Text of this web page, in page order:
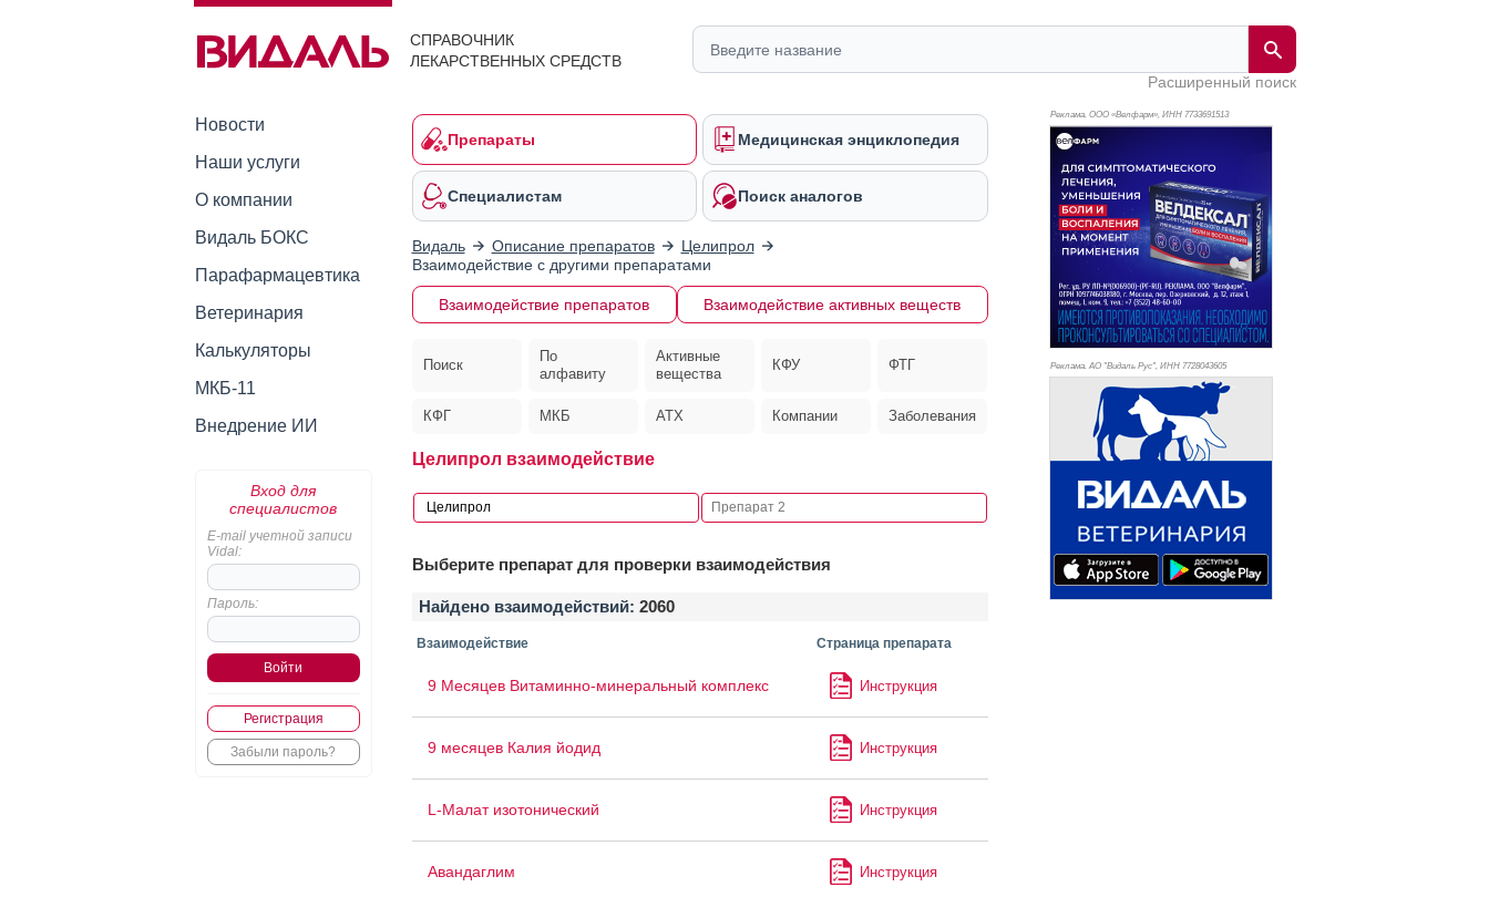
СПРАВОЧНИК
ЛЕКАРСТВЕННЫХ СРЕДСТВ
Расширенный поиск
Новости
Наши услуги
О компании
Видаль БОКС
Парафармацевтика
Ветеринария
Калькуляторы
МКБ-11
Внедрение ИИ
Вход для
специалистов
E-mail учетной записи
Vidal:
Пароль:
Регистрация
Забыли пароль?
Препараты Медицинская энциклопедия
Специалистам Поиск аналогов
Видаль Описание препаратов
Целипрол
Взаимодействие с другими препаратами
Взаимодействие препаратов Взаимодействие активных веществ
Поиск
По
алфавиту
Активные
вещества
КФУ ФТГ
КФГ МКБ АТХ Компании Заболевания
Целипрол взаимодействие
Выберите препарат для проверки взаимодействия
Найдено взаимодействий: 2060
Взаимодействие Страница препарата
9 Месяцев Витаминно-минеральный комплекс Инструкция
9 месяцев Калия йодид Инструкция
L-Малат изотонический Инструкция
Авандаглим Инструкция
Реклама. ООО «Велфарм», ИНН 7733691513
Реклама. АО "Видаль Рус", ИНН 7728043605